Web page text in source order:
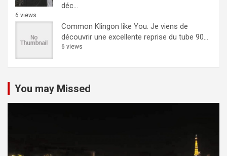
déc...
6 views
Common Klingon like You. Je viens de
découvrir une excellente reprise du tube 90...
6 views
You may Missed